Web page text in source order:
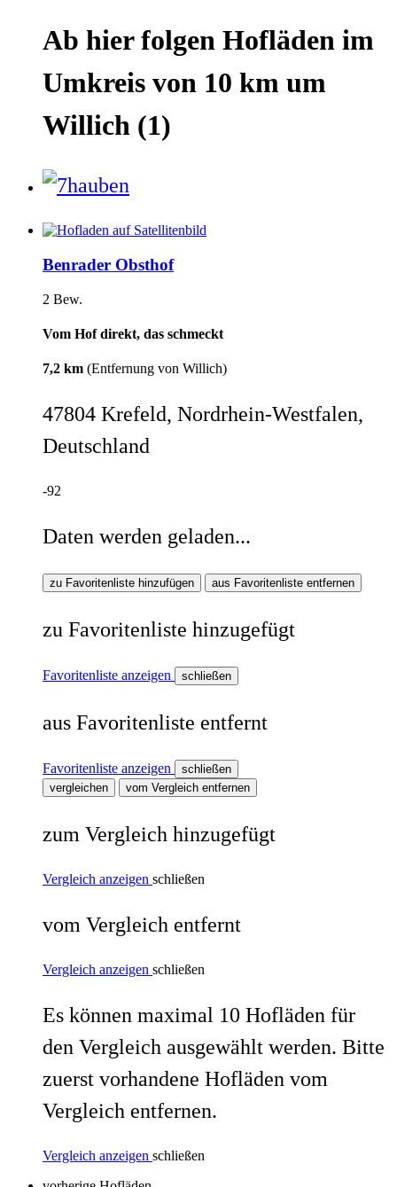
Ab hierfolgen Hofläden im
Umkreis von 10 km um
Willich (1)
Benrader Obsthof
2 Bew.
Vom Hof direkt, das schmeckt
7,2 km (Entfernung von Willich)
47804 Krefeld, Nordrhein-Westfalen,
Deutschland
-92
Daten werden geladen...
zu Favoritenliste hinzufügen aus Favoritenliste entfernen
zu Favoritenliste hinzugefügt
Favoritenliste anzeigen schließen
aus Favoritenliste entfernt
Favoritenliste anzeigen
schließen
vergleichen
vom Vergleich entfernen
zum Vergleich hinzugefügt
Vergleich anzeigen schließen
vom Vergleich entfernt
Vergleich anzeigen schließen
Es können maximal 10 Hofläden für
den Vergleich ausgewählt werden. Bitte
zuerst vorhandene Hofläden vom
Vergleich entfernen.
Vergleich anzeigen schließen